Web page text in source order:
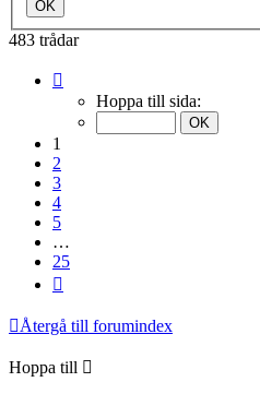
483 trådar
Hoppa till sida:
1
2
3
4
5
…
25
Återgå till forumindex
Hoppa till